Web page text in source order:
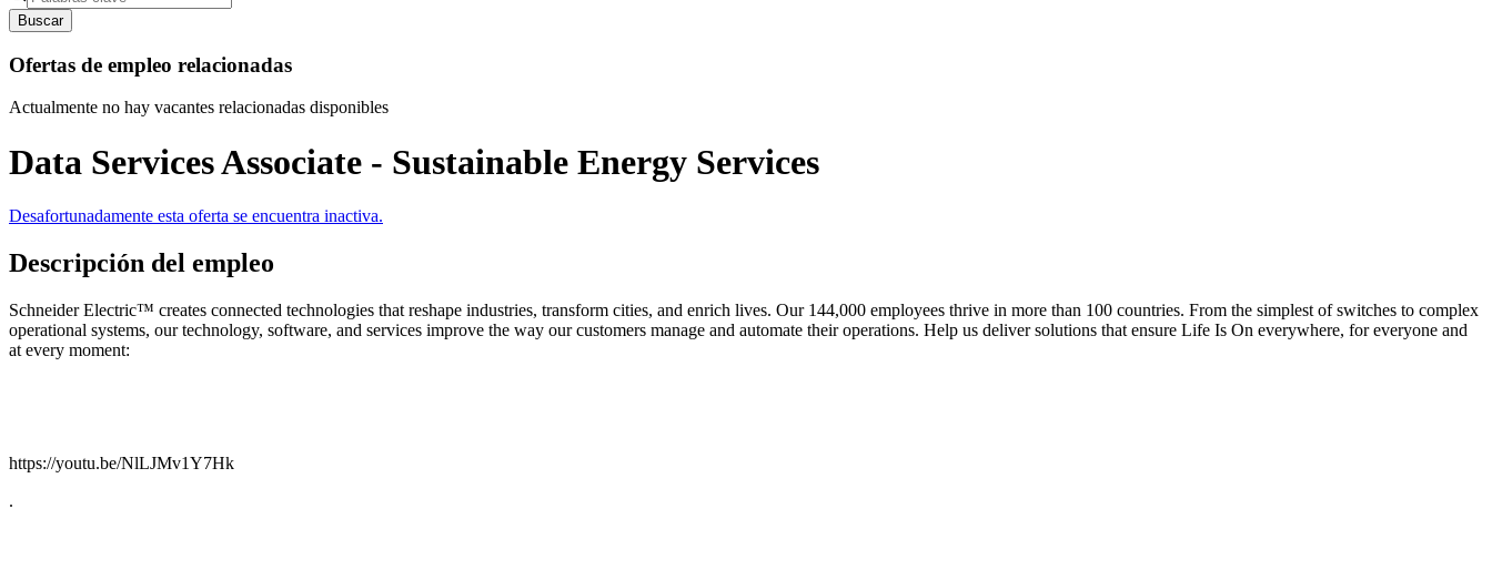
Buscar
Ofertas de empleo relacionadas
Actualmente no hay vacantes relacionadas disponibles
Data Services Associate - Sustainable Energy Services
Desafortunadamente esta oferta se encuentra inactiva.
Descripción del empleo
Schneider Electric™ creates connected technologies that reshape industries, transform cities, and enrich lives. Our 144,000 employees thrive in more than 100 countries. From the simplest of switches to complex
operational systems, our technology, software, and services improve the way our customers manage and automate their operations. Help us deliver solutions that ensure Life Is On everywhere, for everyone and
at every moment:
https://youtu.be/NlLJMv1Y7Hk
.